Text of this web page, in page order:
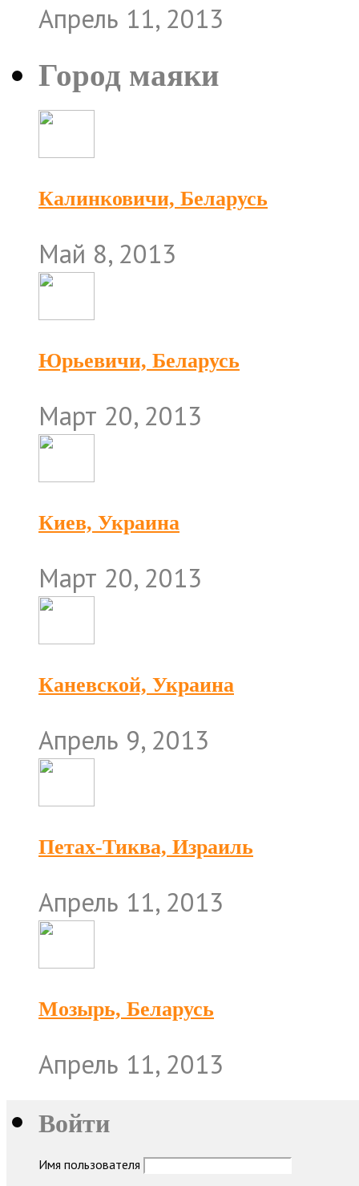
Апрель 11, 2013
Город маяки
Калинковичи, Беларусь
Май 8, 2013
Юрьевичи, Беларусь
Март 20, 2013
Киев, Украина
Март 20, 2013
Каневской, Украина
Апрель 9, 2013
Петах-Тиква, Израиль
Апрель 11, 2013
Мозырь, Беларусь
Апрель 11, 2013
Войти
Имя пользователя